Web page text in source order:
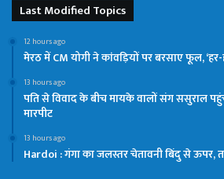
Last Modified Topics
12 hours ago
मेरठ में CM योगी ने कांवड़ियों पर बरसाए फूल,
13 hours ago
पति से विवाद के बीच मायके वालों संग ससुराल
मारपीट
13 hours ago
Hardoi : गंगा का जलस्तर चेतावनी बिंदु से ऊपर,